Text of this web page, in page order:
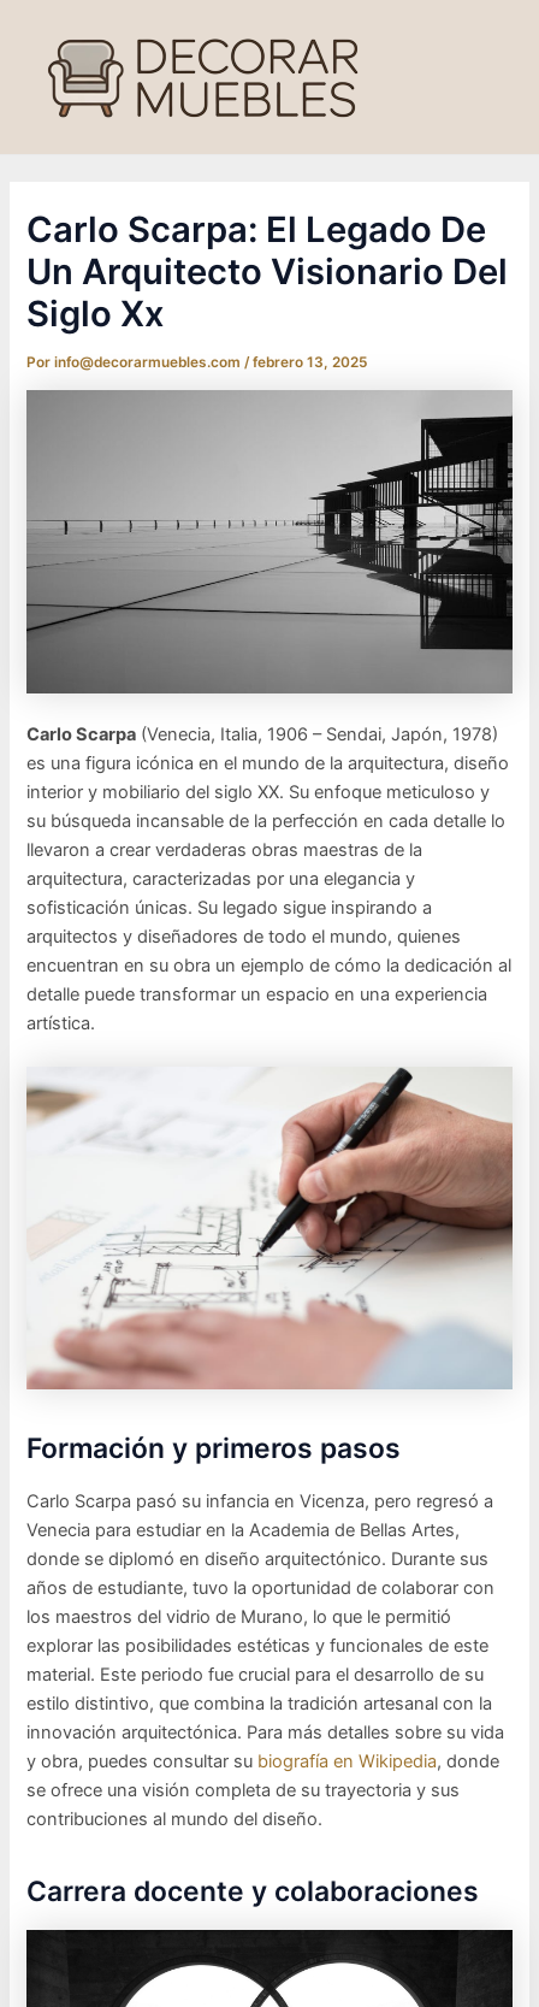
contenido
Carlo Scarpa: El Legado De
Un Arquitecto Visionario Del
Siglo Xx
Porinfo@decorarmuebles.com/febrero 13, 2025
Carlo Scarpa (Venecia, Italia, 1906 – Sendai, Japón, 1978)
es una figura icónica en el mundo de la arquitectura, diseño
interior y mobiliario del siglo XX. Su enfoque meticuloso y
su búsqueda incansable de la perfección en cada detalle lo
llevaron a crear verdaderas obras maestras de la
arquitectura, caracterizadas por una elegancia y
sofisticación únicas. Su legado sigue inspirando a
arquitectos y diseñadores de todo el mundo, quienes
encuentran en su obra un ejemplo de cómo la dedicación al
detalle puede transformar un espacio en una experiencia
artística.
Formación y primeros pasos
Carlo Scarpa pasó su infancia en Vicenza, pero regresó a
Venecia para estudiar en la Academia de Bellas Artes,
donde se diplomó en diseño arquitectónico. Durante sus
años de estudiante, tuvo la oportunidad de colaborar con
los maestros del vidrio de Murano, lo que le permitió
explorar las posibilidades estéticas y funcionales de este
material. Este periodo fue crucial para el desarrollo de su
estilo distintivo, que combina la tradición artesanal con la
innovación arquitectónica. Para más detalles sobre su vida
y obra, puedes consultar su biografía en Wikipedia, donde
se ofrece una visión completa de su trayectoria y sus
contribuciones al mundo del diseño.
Carrera docente y colaboraciones